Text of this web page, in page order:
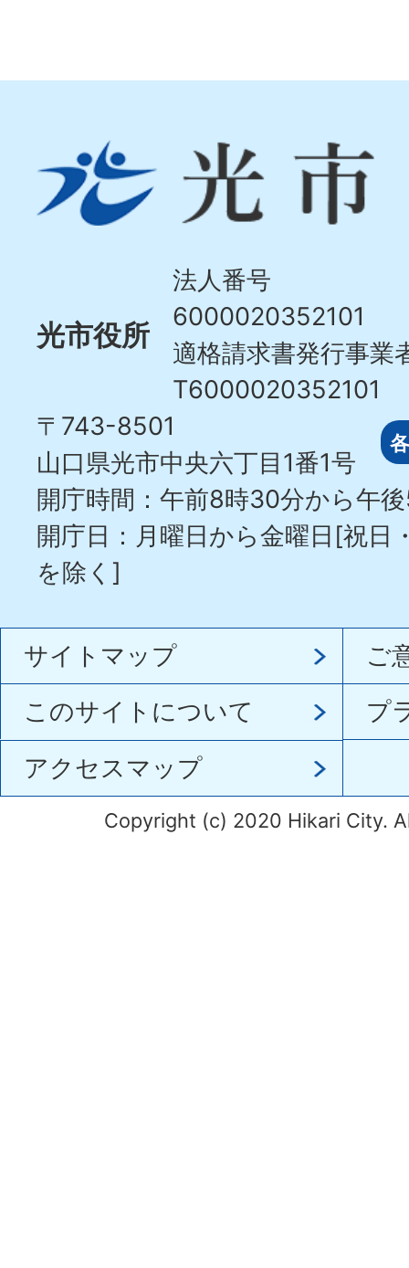
市
Hikari
光市役所
法人番号
6000020352101
適格請求書発行事業
T6000020352101
〒743-8501
山口県光市中央六丁目1番1号
開庁時間：午前8時30分から午
開庁日：月曜日から金曜日[祝日
を除く]
サイトマップ
ご
このサイトについて
プ
アクセスマップ
Copyright (c) 2020 Hikari City.